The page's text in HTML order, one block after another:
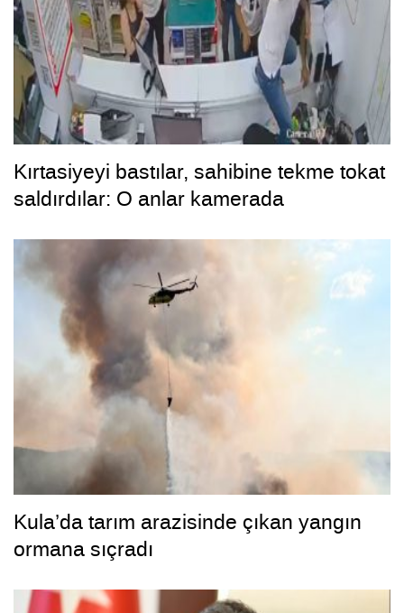
Kırtasiyeyi bastılar, sahibine tekme tokat
saldırdılar: O anlar kamerada
Kula’da tarım arazisinde çıkan yangın
ormana sıçradı